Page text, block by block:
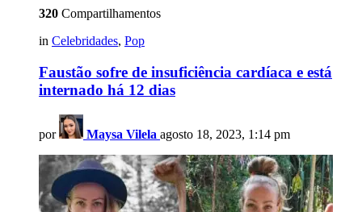
320 Compartilhamentos
in Celebridades, Pop
Faustão sofre de insuficiência cardíaca e está
internado há 12 dias
por Maysa Vilela agosto 18, 2023, 1:14 pm